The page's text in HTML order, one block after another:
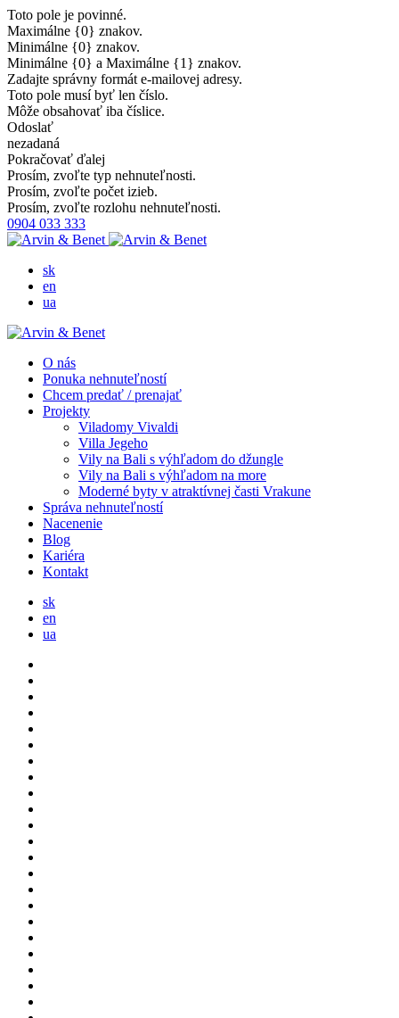
Toto pole je povinné.
Maximálne {0} znakov.
Minimálne {0} znakov.
Minimálne {0} a Maximálne {1} znakov.
Zadajte správny formát e-mailovej adresy.
Toto pole musí byť len číslo.
Môže obsahovať iba číslice.
Odoslať
nezadaná
Pokračovať ďalej
Prosím, zvoľte typ nehnuteľnosti.
Prosím, zvoľte počet izieb.
Prosím, zvoľte rozlohu nehnuteľnosti.
0904 033 333
sk
en
ua
O nás
Ponuka nehnuteľností
Chcem predať / prenajať
Projekty
Viladomy Vivaldi
Villa Jegeho
Vily na Bali s výhľadom do džungle
Vily na Bali s výhľadom na more
Moderné byty v atraktívnej časti Vrakune
Správa nehnuteľností
Nacenenie
Blog
Kariéra
Kontakt
sk
en
ua